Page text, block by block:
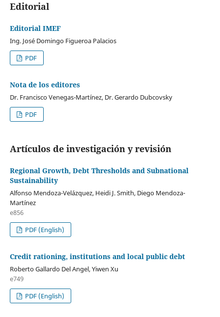
Editorial
Editorial IMEF
Ing. José Domingo Figueroa Palacios
PDF
Nota de los editores
Dr. Francisco Venegas-Martínez, Dr. Gerardo Dubcovsky
PDF
Artículos de investigación y revisión
Regional Growth, Debt Thresholds and Subnational
Sustainability
Alfonso Mendoza-Velázquez, Heidi J. Smith, Diego Mendoza-
Martínez
e856
PDF (English)
Credit rationing, institutions and local public debt
Roberto Gallardo Del Angel, Yiwen Xu
e749
PDF (English)